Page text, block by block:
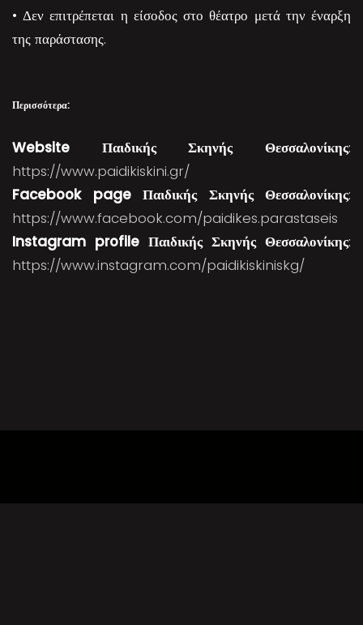
• Δεν επιτρέπεται η είσοδος στο θέατρο μετά την έναρξη
της παράστασης.
Περισσότερα:
Website Παιδικής Σκηνής Θεσσαλονίκης:
https://www.paidikiskini.gr/
Facebook page Παιδικής Σκηνής Θεσσαλονίκης:
https://www.facebook.com/paidikes.parastaseis
Instagram profile Παιδικής Σκηνής Θεσσαλονίκης:
https://www.instagram.com/paidikiskiniskg/